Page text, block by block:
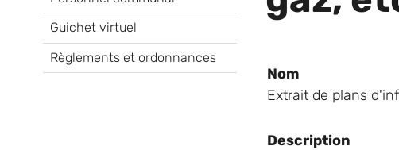
Guichet virtuel
Règlements et ordonnances
Nom
Extrait de plans
Description